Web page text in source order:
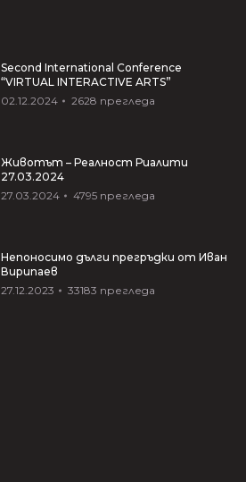
Second International Conference
“VIRTUAL INTERACTIVE ARTS”
02.12.2024
2628 прегледа
Животът – Реалност Риалити
27.03.2024
27.03.2024
4795 прегледа
Непоносимо дълги прегръдки от Иван
Вирипаев
27.12.2023
33183 прегледа